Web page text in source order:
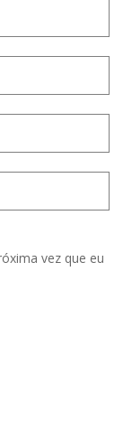
vez que eu